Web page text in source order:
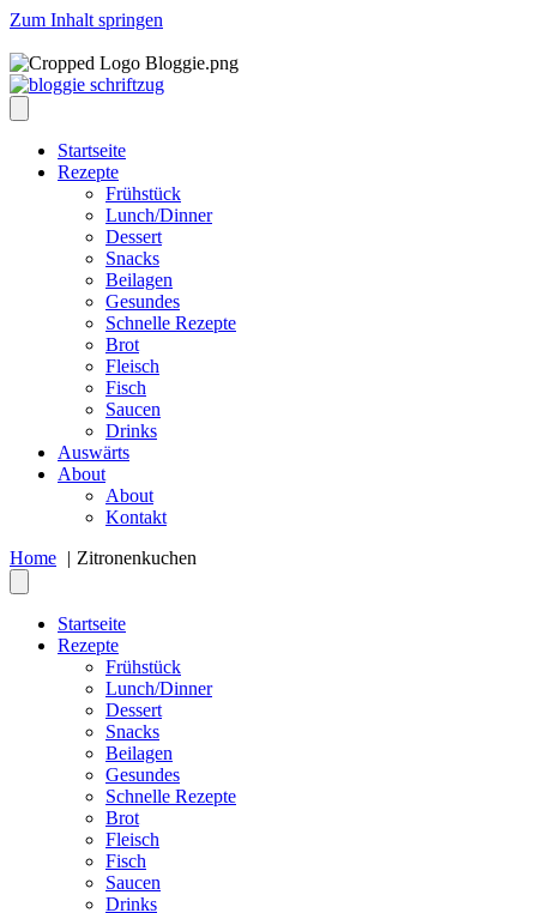
Zum Inhalt springen
Startseite
Rezepte
Frühstück
Lunch/Dinner
Dessert
Snacks
Beilagen
Gesundes
Schnelle Rezepte
Brot
Fleisch
Fisch
Saucen
Drinks
Auswärts
About
About
Kontakt
Home
Zitronenkuchen
Startseite
Rezepte
Frühstück
Lunch/Dinner
Dessert
Snacks
Beilagen
Gesundes
Schnelle Rezepte
Brot
Fleisch
Fisch
Saucen
Drinks